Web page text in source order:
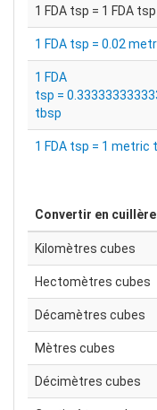
1 FDA tsp = 1 FDA tsp
1 FDA tsp = 0.02
1 FDA
tsp =
tbsp
1 FDA tsp = 1 metric
Convertir en
Kilomètres cubes
Hectomètres cubes
Décamètres cubes
Mètres cubes
Décimètres cubes